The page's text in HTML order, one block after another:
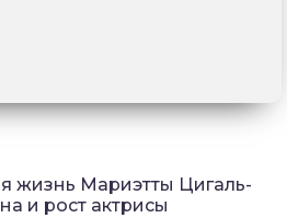
жизнь Мариэтты Цигаль-
и рост актрисы